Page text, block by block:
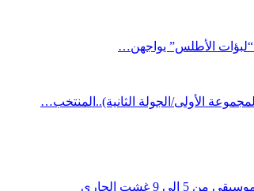
9 غشت الجاري